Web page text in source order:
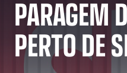
PARAGEM
PERTO DE